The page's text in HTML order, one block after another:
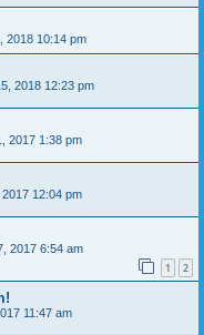
2018 10:14 pm
2018 12:23 pm
2017 1:38 pm
12:04 pm
2017 6:54 am
1 2
11:47 am